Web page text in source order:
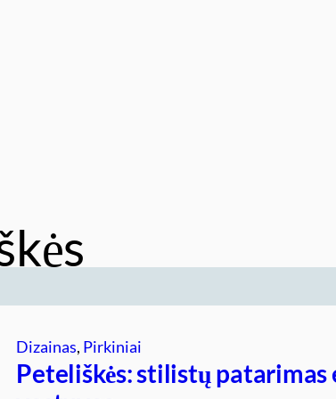
Dizainas, Pirkiniai
Peteliškės: stilistų patarimas